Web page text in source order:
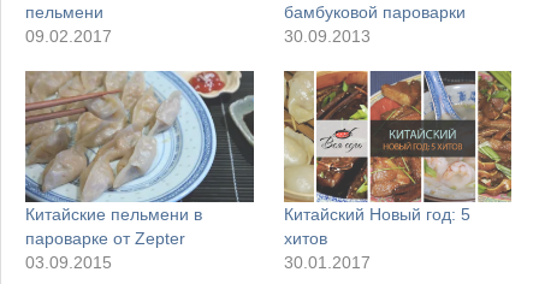
пельмени
09.02.2017
бамбуковой пароварки
30.09.2013
Китайские пельмени в
пароварке от Zepter
03.09.2015
Китайский Новый год: 5
хитов
30.01.2017